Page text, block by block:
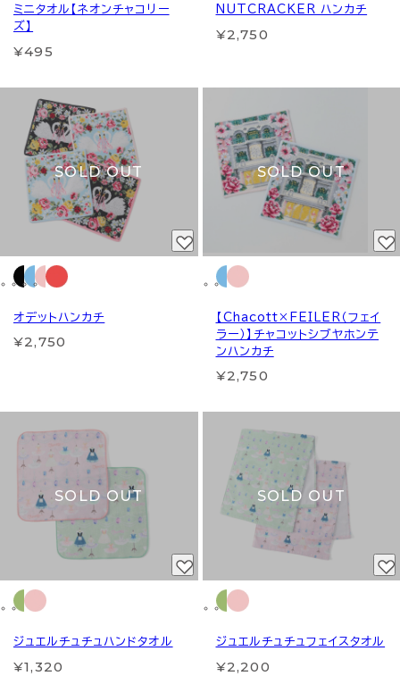
ミニタオル【ネオンチャコリー
ズ】
¥495
NUTCRACKER ハンカチ
¥2,750
SOLD OUT
オデットハンカチ
¥2,750
SOLD OUT
【Chacott×FEILER（フェイ
ラー）】チャコットシブヤホンテ
ンハンカチ
¥2,750
SOLD OUT
ジュエルチュチュハンドタオル
¥1,320
SOLD OUT
ジュエルチュチュフェイスタオル
¥2,200